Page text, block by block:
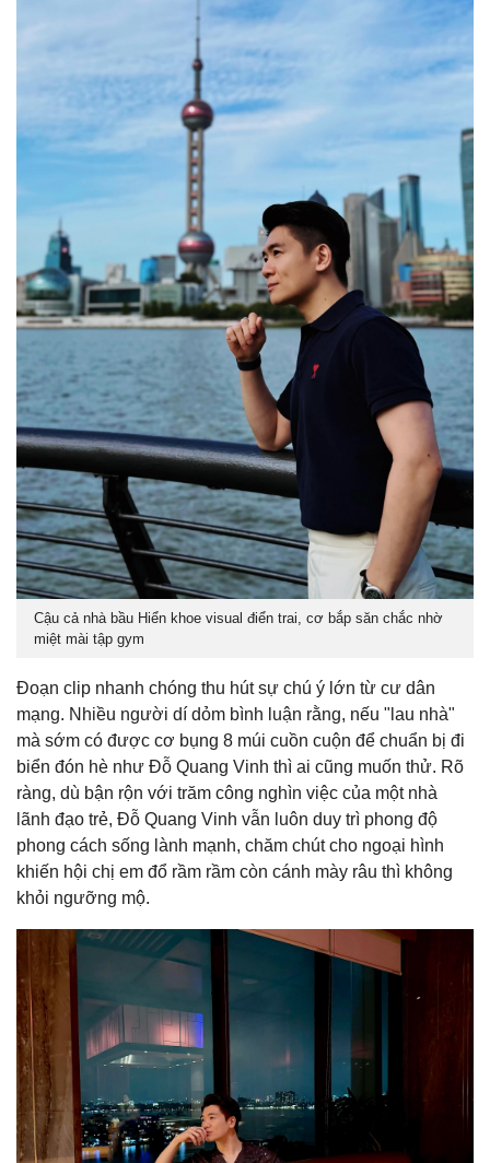
Cậu cả nhà bầu Hiển khoe visual điển trai, cơ bắp săn chắc nhờ
miệt mài tập gym
Đoạn clip nhanh chóng thu hút sự chú ý lớn từ cư dân
mạng. Nhiều người dí dỏm bình luận rằng, nếu "lau nhà"
mà sớm có được cơ bụng 8 múi cuồn cuộn để chuẩn bị đi
biển đón hè như Đỗ Quang Vinh thì ai cũng muốn thử. Rõ
ràng, dù bận rộn với trăm công nghìn việc của một nhà
lãnh đạo trẻ, Đỗ Quang Vinh vẫn luôn duy trì phong độ
phong cách sống lành mạnh, chăm chút cho ngoại hình
khiến hội chị em đổ rầm rầm còn cánh mày râu thì không
khỏi ngưỡng mộ.